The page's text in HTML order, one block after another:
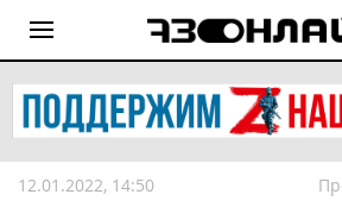
12.01.2022, 14:50